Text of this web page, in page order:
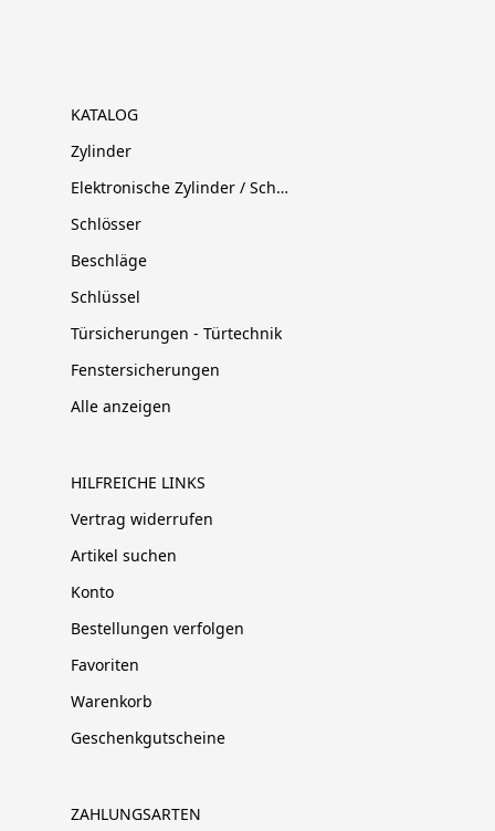
KATALOG
Zylinder
Elektronische Zylinder / Schließsysteme
Schlösser
Beschläge
Schlüssel
Türsicherungen - Türtechnik
Fenstersicherungen
Alle anzeigen
HILFREICHE LINKS
Vertrag widerrufen
Artikel suchen
Konto
Bestellungen verfolgen
Favoriten
Warenkorb
Geschenkgutscheine
ZAHLUNGSARTEN